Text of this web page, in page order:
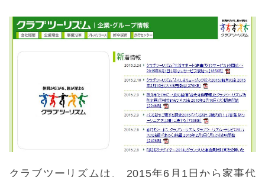
クラブツーリズムは、 2015年6月1日から家事代